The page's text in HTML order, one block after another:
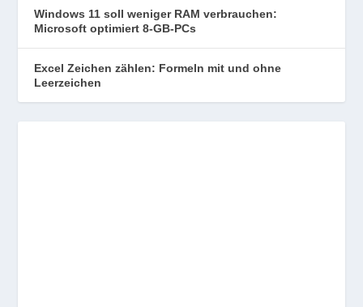
Windows 11 soll weniger RAM verbrauchen:
Microsoft optimiert 8-GB-PCs
Excel Zeichen zählen: Formeln mit und ohne
Leerzeichen